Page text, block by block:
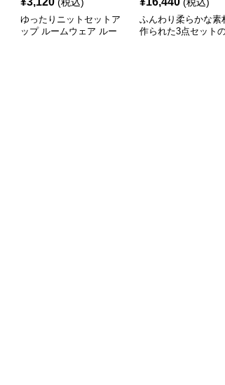
ゆったりニットセットア
ップ ルームウェア ルー
ふんわり柔らかな素
作られた3点セット